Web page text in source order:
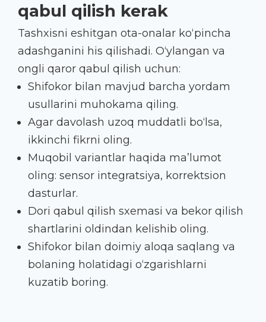
qabul qilish kerak
Tashxisni eshitgan ota-onalar ko‘pincha
adashganini his qilishadi. O‘ylangan va
ongli qaror qabul qilish uchun:
Shifokor bilan mavjud barcha yordam
usullarini muhokama qiling.
Agar davolash uzoq muddatli bo‘lsa,
ikkinchi fikrni oling.
Muqobil variantlar haqida ma’lumot
oling: sensor integratsiya, korrektsion
dasturlar.
Dori qabul qilish sxemasi va bekor qilish
shartlarini oldindan kelishib oling.
Shifokor bilan doimiy aloqa saqlang va
bolaning holatidagi o‘zgarishlarni
kuzatib boring.